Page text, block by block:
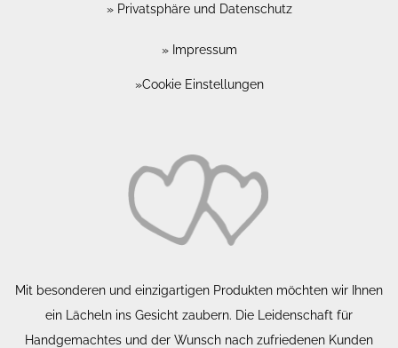
Privatsphäre und Datenschutz
Impressum
Cookie Einstellungen
Mit besonderen und einzigartigen Produkten möchten wir Ihnen
ein Lächeln ins Gesicht zaubern. Die Leidenschaft für
Handgemachtes und der Wunsch nach zufriedenen Kunden